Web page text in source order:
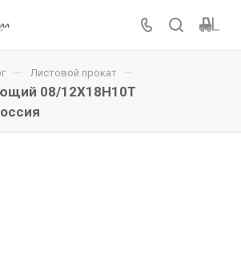
— Листовой прокат —
08/12Х18Н10Т